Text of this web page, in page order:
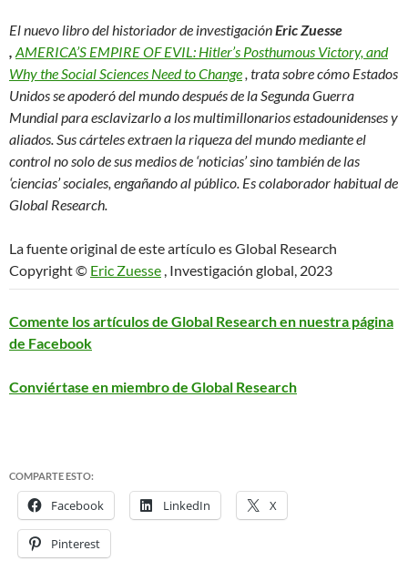
El nuevo libro del historiador de investigaciónEric Zuesse
, AMERICA’S EMPIRE OF EVIL: Hitler’s Posthumous Victory, and
Why the Social Sciences Need to Change, trata sobre cómo Estados
Unidos se apoderó del mundo después de la Segunda Guerra
Mundial para esclavizarlo a los multimillonarios estadounidenses y
aliados. Sus cárteles extraen la riqueza del mundo mediante el
control no solo de sus medios de ‘noticias’ sino también de las
‘ciencias’ sociales, engañando al público. Es colaborador habitual de
Global Research.
La fuente original de este artículo es Global Research
Copyright © Eric Zuesse , Investigación global, 2023
Comente los artículos de Global Research en nuestra página
de Facebook
Conviértase en miembro de Global Research
COMPARTE ESTO:
Facebook LinkedIn X
Pinterest